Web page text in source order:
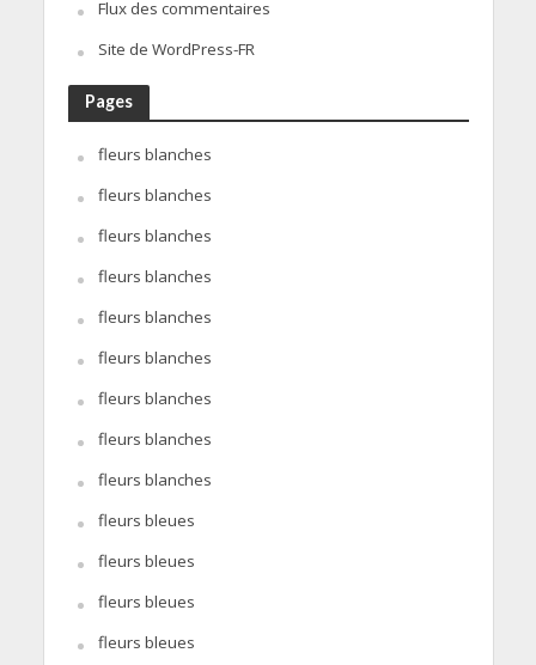
Flux des commentaires
Site de WordPress-FR
Pages
fleurs blanches
fleurs blanches
fleurs blanches
fleurs blanches
fleurs blanches
fleurs blanches
fleurs blanches
fleurs blanches
fleurs blanches
fleurs bleues
fleurs bleues
fleurs bleues
fleurs bleues